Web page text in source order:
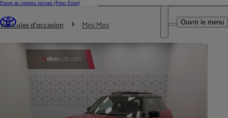
Passer au contenu suivant (Press Enter)
Trouvez un partenaire Toyota
DEALER NAME
Ouvrir le menu
Vous êtes ici
Véhicules d'occasion Mini Mini